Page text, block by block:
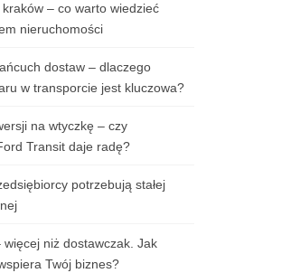
– co warto wiedzieć
nieruchomości
dostaw – dlaczego
w transporcie jest kluczowa?
na wtyczkę – czy
Transit daje radę?
potrzebują stałej
więcej niż dostawczak. Jak
Twój biznes?